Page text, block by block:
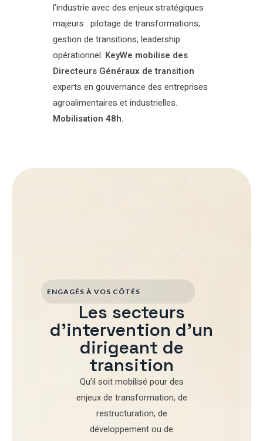
l’industrie avec des enjeux stratégiques
majeurs : pilotage de transformations;
gestion de transitions; leadership
opérationnel. KeyWe mobilise des
Directeurs Généraux de transition
experts en gouvernance des entreprises
agroalimentaires et industrielles.
Mobilisation 48h.
ENGAGÉS À VOS CÔTÉS
Les secteurs
d'intervention d'un
dirigeant de
transition
Qu’il soit mobilisé pourdes
enjeux de transformation, de
restructuration, de
développementou de